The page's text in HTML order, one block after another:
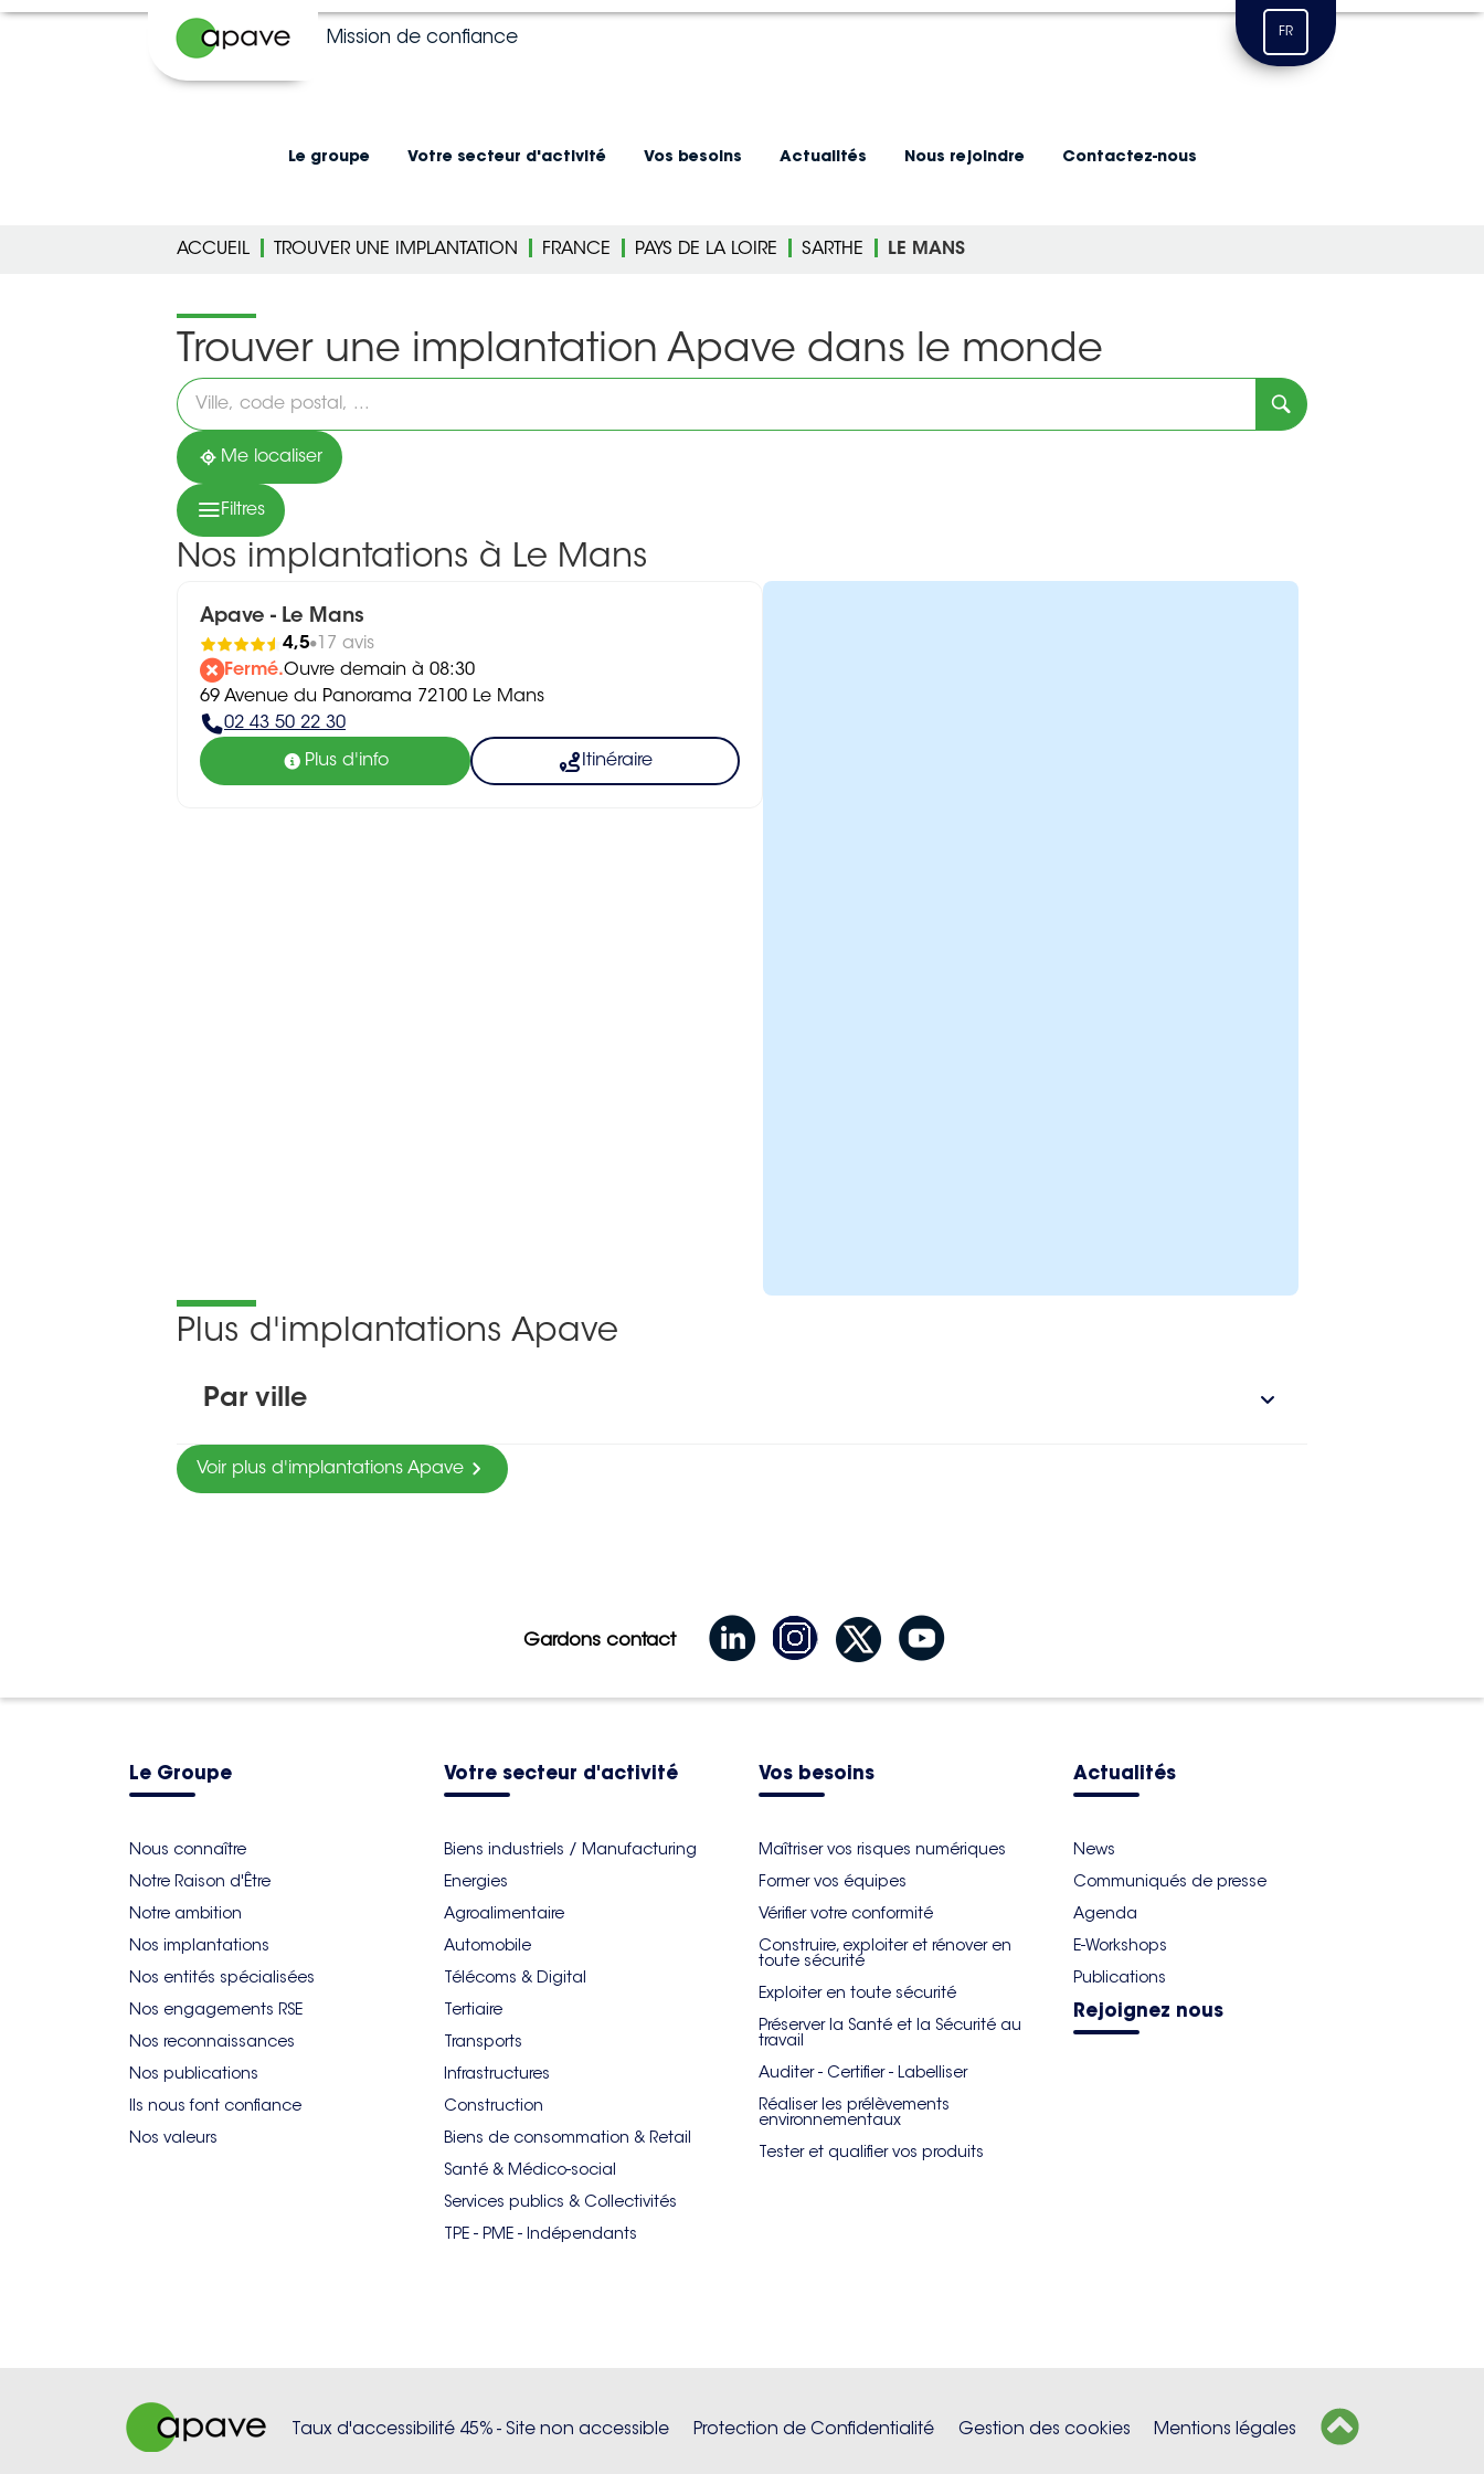
Mission de confiance FR
Le groupe Votre secteur d'activité Vos besoins Actualités Nous rejoindre Contactez-nous
ACCUEIL TROUVER UNE IMPLANTATION FRANCE PAYS DE LA LOIRE SARTHE LE MANS
Trouver une implantation Apave dans le monde
Veuillez
renseigner
une
adresse
Me localiser
Filtres
Nos implantations à Le Mans
Apave - Le Mans
4,5
17 avis
Fermé.Ouvre demain à 08:30
69 Avenue du Panorama 72100 Le Mans
02 43 50 22 30
Plus d'info Itinéraire
Plus d'implantations Apave
Par ville
Voir plus d'implantations Apave
Gardons contact
Le Groupe
Nous connaître
Notre Raison d'Être
Notre ambition
Nos implantations
Nos entités spécialisées
Nos engagements RSE
Nos reconnaissances
Nos publications
Ils nous font confiance
Nos valeurs
Votre secteur d'activité
Biens industriels / Manufacturing
Energies
Agroalimentaire
Automobile
Télécoms & Digital
Tertiaire
Transports
Infrastructures
Construction
Biens de consommation & Retail
Santé & Médico-social
Services publics & Collectivités
TPE - PME - Indépendants
Vos besoins
Maîtriser vos risques numériques
Former vos équipes
Vérifier votre conformité
Construire, exploiter et rénover en
toute sécurité
Exploiter en toute sécurité
Préserver la Santé et la Sécurité au
travail
Auditer - Certifier - Labelliser
Réaliser les prélèvements
environnementaux
Tester et qualifier vos produits
Actualités
News
Communiqués de presse
Agenda
E-Workshops
Publications
Rejoignez nous
Taux d'accessibilité 45% - Site non accessible Protection de Confidentialité Gestion des cookies Mentions légales